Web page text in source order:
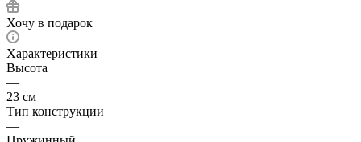
Хочу в подарок
Характеристики
Высота
—
23 см
Тип конструкции
—